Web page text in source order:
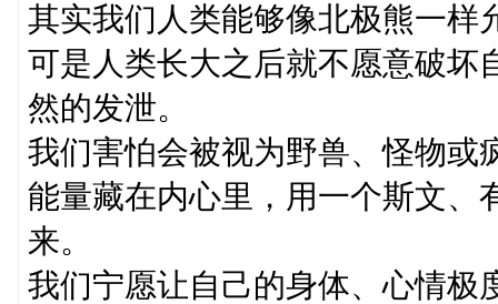
其实我们人类能够像北极熊一样
可是人类长大之后就不愿意破坏
然的发泄。
我们害怕会被视为野兽、怪物或
能量藏在内心里，用一个斯文、
来。
我们宁愿让自己的身体、心情极